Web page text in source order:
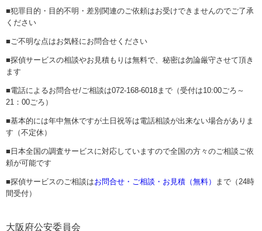
■犯罪目的・目的不明・差別関連のご依頼はお受けできませんのでご了承
ください
■ご不明な点はお気軽にお問合せください
■探偵サービスの相談やお見積もりは無料で、秘密は勿論厳守させて頂き
ます
■電話によるお問合せ/ご相談は072-168-6018まで（受付は10:00ごろ～
21：00ごろ）
■基本的には年中無休ですが土日祝等は電話相談が出来ない場合がありま
す（不定休）
■日本全国の調査サービスに対応していますので全国の方々のご相談ご依
頼が可能です
■探偵サービスのご相談はお問合せ・ご相談・お見積（無料）
まで（24時
間受付）
大阪府公安委員会